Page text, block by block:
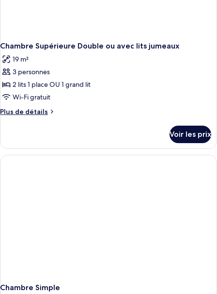
Chambre Supérieure Double ou avec lits jumeaux
19 m²
3 personnes
2 lits 1 place OU 1 grand lit
Wi-Fi gratuit
Plus de détails
Plus
le
type
de
Voir les prix
Chambre Simple